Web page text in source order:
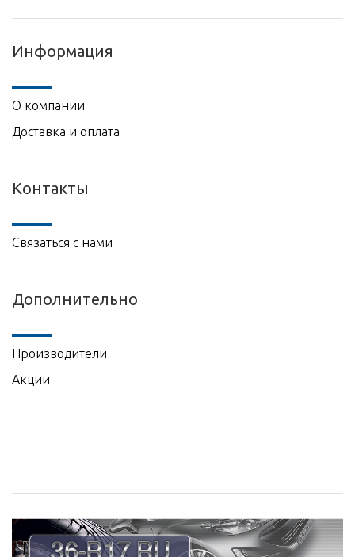
Информация
О компании
Доставка и оплата
Контакты
Связаться с нами
Дополнительно
Производители
Акции